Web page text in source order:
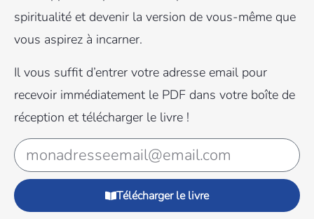
spiritualité et devenir la version de vous-même que
vous aspirez à incarner.
Il vous suffit d’entrer votre adresse email pour
recevoir immédiatement le PDF dans votre boîte de
réception et télécharger le livre !
Télécharger le livre